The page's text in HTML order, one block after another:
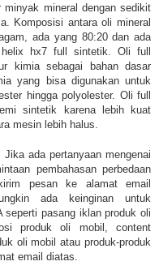
mineral dengan sedikit
Komposisi antara oli mineral
ada yang 80:20 dan ada
hx7 full sintetik. Oli full
kimia sebagai bahan dasar
yang bisa digunakan untuk
hingga polyolester. Oli full
sintetik karena lebih kuat
mesin lebih halus.
ada pertanyaan mengenai
pembahasan perbedaan
pesan ke alamat email
ada keinginan untuk
seperti pasang iklan produk oli
produk oli mobil, content
oli mobil atau produk-produk
email diatas.